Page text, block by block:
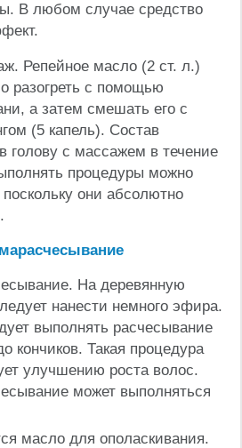
В любом случае средство
Репейное масло (2 ст. л.)
разогреть с помощью
а затем смешать его с
(5 капель). Состав
голову с массажем в течение
процедуры можно
поскольку они абсолютно
На деревянную
нанести немного эфира.
выполнять расчесывание
кончиков. Такая процедура
улучшению роста волос.
может выполняться
масло для ополаскивания.